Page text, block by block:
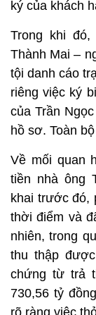
ký của khách
Trong khi
Thành Mai –
tội danh cáo
riêng việc ký
của Trần
hồ sơ. Toàn
Về mối quan
tiền nhà ông
khai trước đó,
thời điểm và
nhiên, trong
thu thập
chứng từ trả
730,56 tỷ
rõ ràng việc